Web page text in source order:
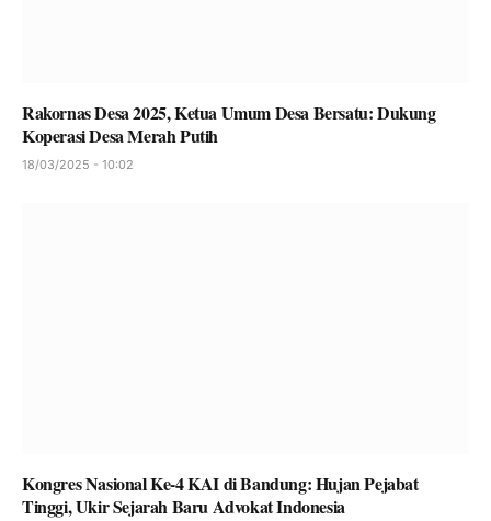
Rakornas Desa 2025, Ketua Umum Desa Bersatu: Dukung
Koperasi Desa Merah Putih
18/03/2025 - 10:02
Kongres Nasional Ke-4 KAI di Bandung: Hujan Pejabat
Tinggi, Ukir Sejarah Baru Advokat Indonesia